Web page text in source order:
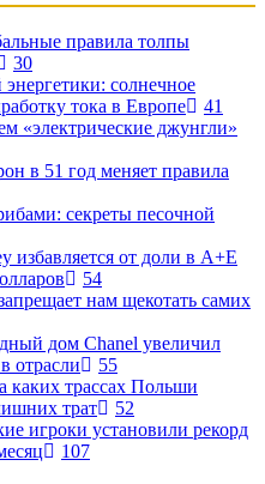
правила толпы
30
солнечное
тока в Европе
41
«электрические джунгли»
в 51 год меняет правила
секреты песочной
избавляется от доли в A+E
54
нам щекотать самих
дом Chanel увеличил
отрасли
55
каких трассах Польши
трат
52
игроки установили рекорд
107